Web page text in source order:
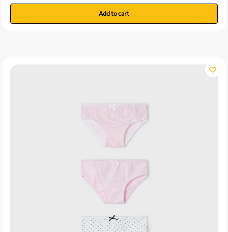
Add to cart